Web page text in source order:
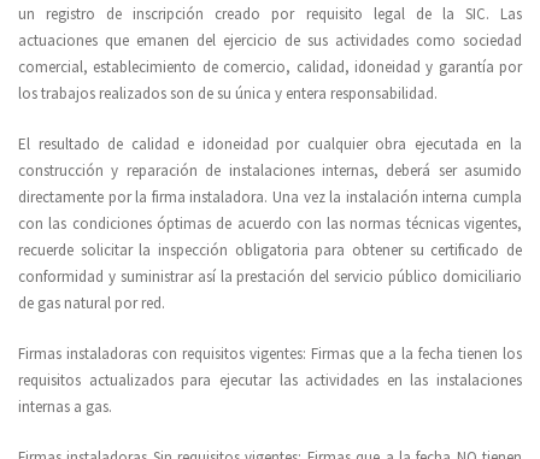
un registro de inscripción creado por requisito legal de la SIC. Las
actuaciones que emanen del ejercicio de sus actividades como sociedad
comercial, establecimiento de comercio, calidad, idoneidad y garantía por
los trabajos realizados son de su única y entera responsabilidad.
El resultado de calidad e idoneidad por cualquier obra ejecutada en la
construcción y reparación de instalaciones internas, deberá ser asumido
directamente por la firma instaladora. Una vez la instalación interna cumpla
con las condiciones óptimas de acuerdo con las normas técnicas vigentes,
recuerde solicitar la inspección obligatoria para obtener su certificado de
conformidad y suministrar así la prestación del servicio público domiciliario
de gas natural por red.
Firmas instaladoras con requisitos vigentes: Firmas que a la fecha tienen los
requisitos actualizados para ejecutar las actividades en las instalaciones
internas a gas.